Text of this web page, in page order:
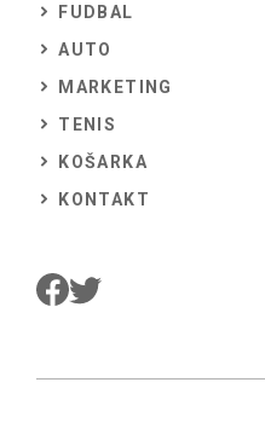
FUDBAL
AUTO
MARKETING
TENIS
KOŠARKA
KONTAKT